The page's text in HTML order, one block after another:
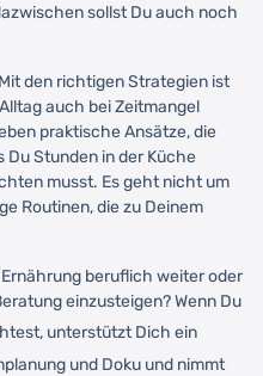
sollst Du auch noch
den richtigen Strategien ist
auch bei Zeitmangel
praktische Ansätze, die
Stunden in der Küche
musst. Es geht nicht um
Routinen, die zu Deinem
beruflich weiter oder
einzusteigen? Wenn Du
unterstützt Dich ein
und Doku und nimmt